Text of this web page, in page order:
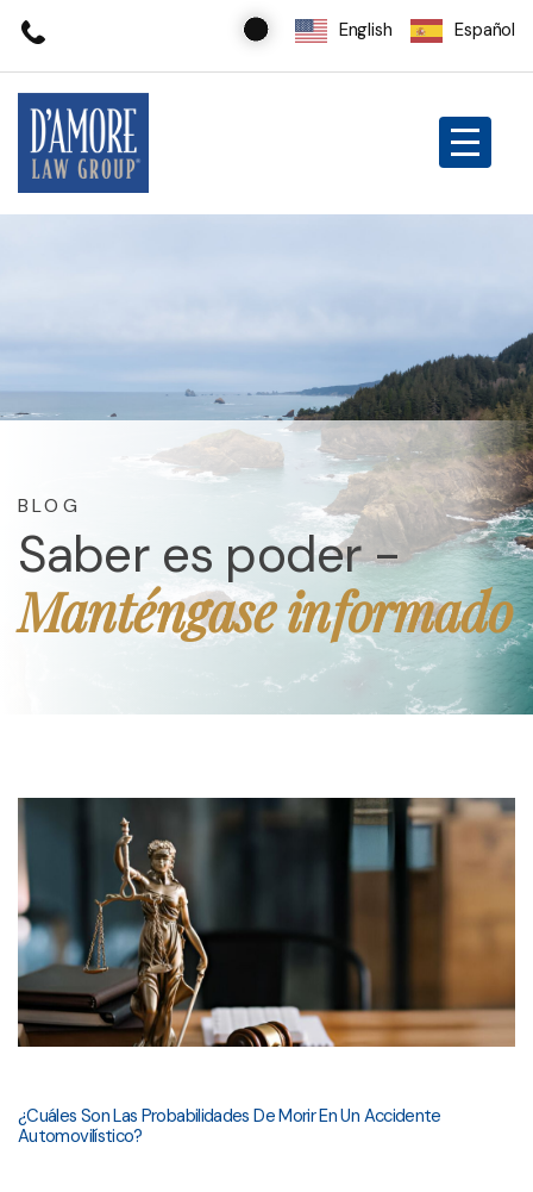
English Español
Saber es poder -
Manténgase informado
BLOG
¿Cuáles Son Las Probabilidades De Morir En Un Accidente
Automovilístico?